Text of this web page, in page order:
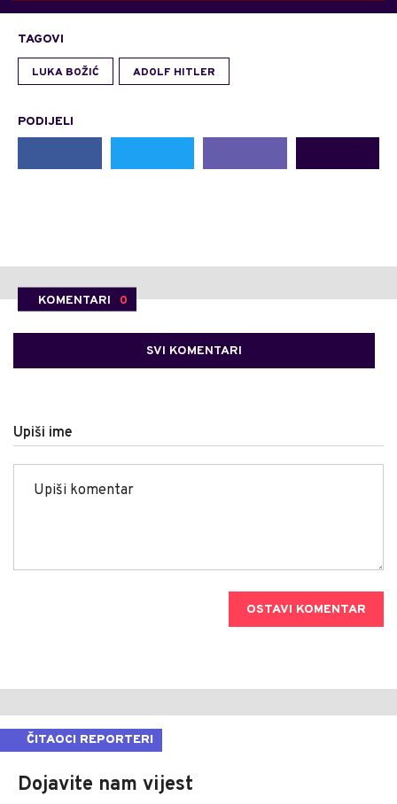
TAGOVI
LUKA BOŽIĆ ADOLF HITLER
PODIJELI
KOMENTARI 0
SVI KOMENTARI
Upiši ime
OSTAVI KOMENTAR
ČITAOCI REPORTERI
Dojavite nam vijest